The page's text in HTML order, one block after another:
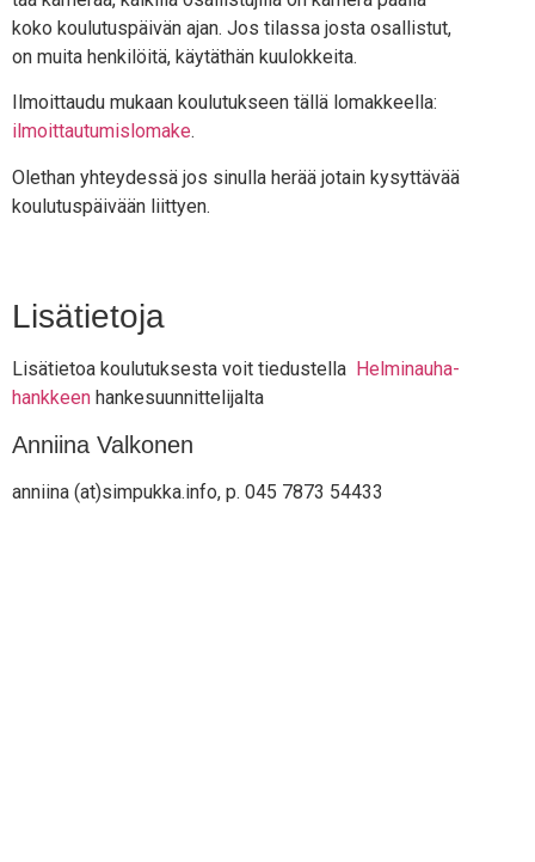
koko kou­lu­tus­päi­vän ajan. Jos tilas­sa jos­ta osal­lis­tut,
on mui­ta hen­ki­löi­tä, käy­tät­hän kuulokkeita.
Ilmoit­tau­du mukaan kou­lu­tuk­seen täl­lä lomak­keel­la:
ilmoit­tau­tu­mis­lo­ma­ke.
Olet­han yhtey­des­sä jos sinul­la herää jotain kysyt­tä­vää
kou­lu­tus­päi­vään liittyen.
Lisätietoja
Lisä­tie­toa kou­lu­tuk­ses­ta voit tie­dus­tel­la Hel­mi­nau­ha-
hank­keen hankesuunnittelijalta
Anniina Valkonen
annii­na (at)simpukka.info, p. 045 7873 54433